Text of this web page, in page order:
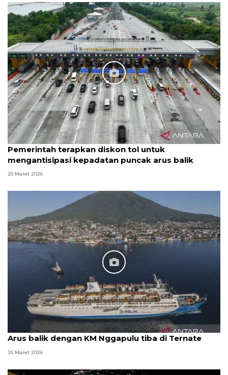
27 Maret 2026
Pemerintah terapkan diskon tol untuk